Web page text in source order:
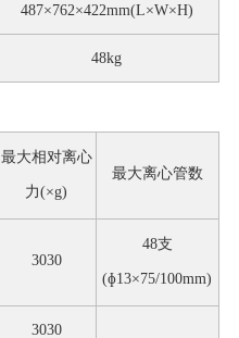
487×762×422mm(L×W×H)
48kg
最大相对离心
力(×g)
最大离心管数
3030
48支
(ɸ13×75/100mm)
3030